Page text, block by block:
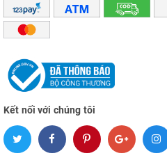
Kết nối với chúng tôi